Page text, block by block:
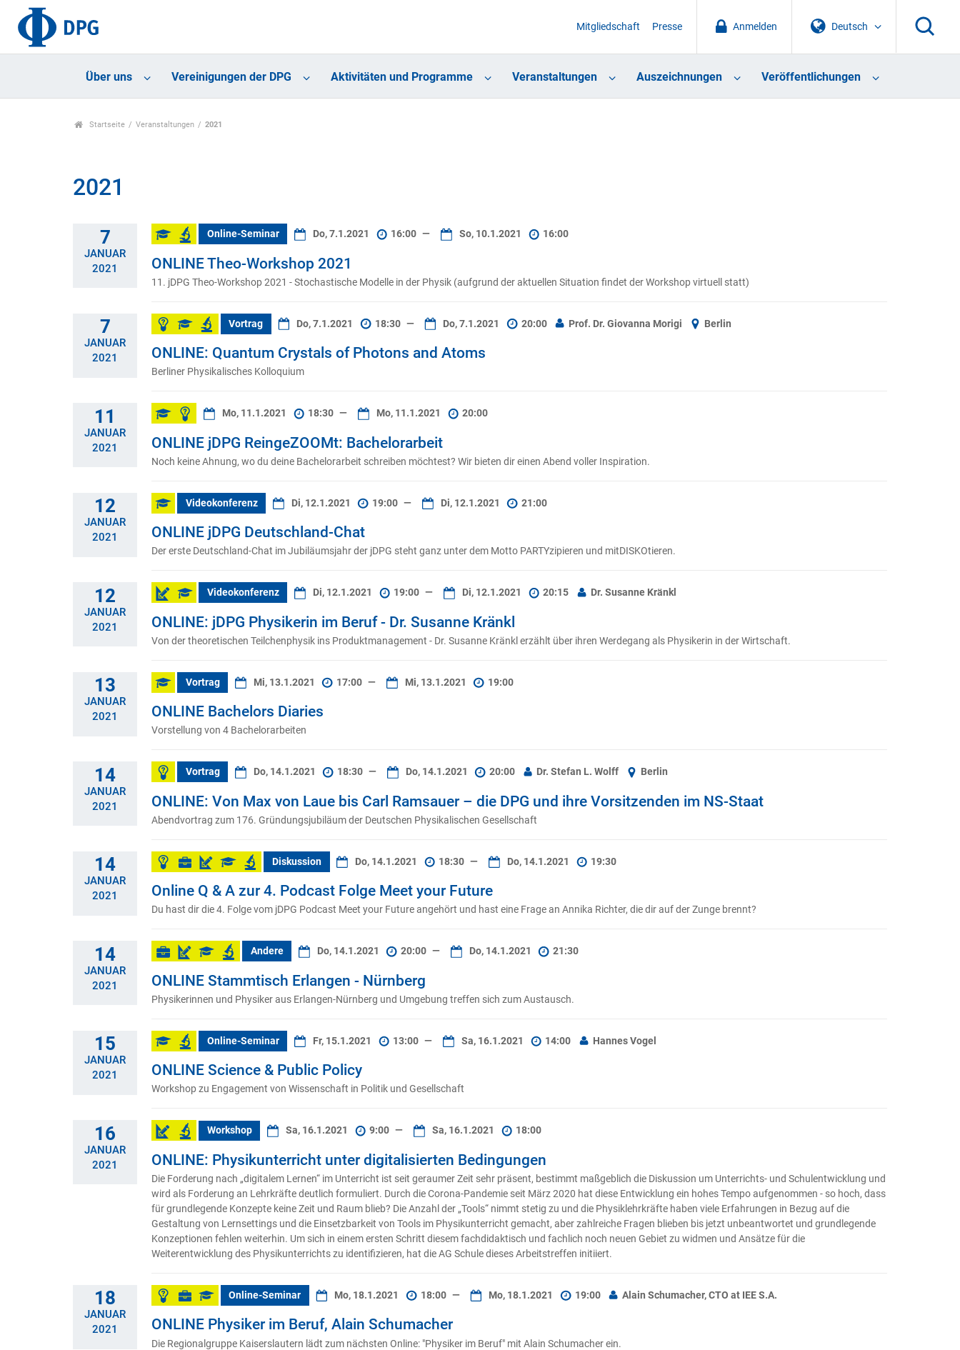
Deutsch
Anmelden
Mitgliedschaft Presse
Über uns Vereinigungen der DPG Aktivitäten und Programme Veranstaltungen Auszeichnungen Veröffentlichungen
Startseite Veranstaltungen 2021
2021
7
JANUAR
2021
Online-Seminar Do, 7.1.2021 16:00 — So, 10.1.2021 16:00
ONLINE Theo-Workshop 2021
11. jDPG Theo-Workshop 2021 - Stochastische Modelle in der Physik (aufgrund der aktuellen Situation findet der Workshop virtuell statt)
7
JANUAR
2021
Vortrag Do, 7.1.2021 18:30 — Do, 7.1.2021 20:00 Prof. Dr. Giovanna Morigi Berlin
ONLINE: Quantum Crystals of Photons and Atoms
Berliner Physikalisches Kolloquium
11
JANUAR
2021
Mo, 11.1.2021 18:30 — Mo, 11.1.2021 20:00
ONLINE jDPG ReingeZOOMt: Bachelorarbeit
Noch keine Ahnung, wo du deine Bachelorarbeit schreiben möchtest? Wir bieten dir einen Abend voller Inspiration.
12
JANUAR
2021
Videokonferenz Di, 12.1.2021 19:00 — Di, 12.1.2021 21:00
ONLINE jDPG Deutschland-Chat
Der erste Deutschland-Chat im Jubiläumsjahr der jDPG steht ganz unter dem Motto PARTYzipieren und mitDISKOtieren.
12
JANUAR
2021
Videokonferenz Di, 12.1.2021 19:00 — Di, 12.1.2021 20:15 Dr. Susanne Kränkl
ONLINE: jDPG Physikerin im Beruf - Dr. Susanne Kränkl
Von der theoretischen Teilchenphysik ins Produktmanagement - Dr. Susanne Kränkl erzählt über ihren Werdegang als Physikerin in der Wirtschaft.
13
JANUAR
2021
Vortrag Mi, 13.1.2021 17:00 — Mi, 13.1.2021 19:00
ONLINE Bachelors Diaries
Vorstellung von 4 Bachelorarbeiten
14
JANUAR
2021
Vortrag Do, 14.1.2021 18:30 — Do, 14.1.2021 20:00 Dr. Stefan L. Wolff Berlin
ONLINE: Von Max von Laue bis Carl Ramsauer – die DPG und ihre Vorsitzenden im NS-Staat
Abendvortrag zum 176. Gründungsjubiläum der Deutschen Physikalischen Gesellschaft
14
JANUAR
2021
Diskussion Do, 14.1.2021 18:30 — Do, 14.1.2021 19:30
Online Q & A zur 4. Podcast Folge Meet your Future
Du hast dir die 4. Folge vom jDPG Podcast Meet your Future angehört und hast eine Frage an Annika Richter, die dir auf der Zunge brennt?
14
JANUAR
2021
Andere Do, 14.1.2021 20:00 — Do, 14.1.2021 21:30
ONLINE Stammtisch Erlangen - Nürnberg
Physikerinnen und Physiker aus Erlangen-Nürnberg und Umgebung treffen sich zum Austausch.
15
JANUAR
2021
Online-Seminar Fr, 15.1.2021 13:00 — Sa, 16.1.2021 14:00 Hannes Vogel
ONLINE Science & Public Policy
Workshop zu Engagement von Wissenschaft in Politik und Gesellschaft
16
JANUAR
2021
Workshop Sa, 16.1.2021 9:00 — Sa, 16.1.2021 18:00
ONLINE: Physikunterricht unter digitalisierten Bedingungen
Die Forderung nach „digitalem Lernen“ im Unterricht ist seit geraumer Zeit sehr präsent, bestimmt maßgeblich die Diskussion um Unterrichts- und Schulentwicklung und
wird als Forderung an Lehrkräfte deutlich formuliert. Durch die Corona-Pandemie seit März 2020 hat diese Entwicklung ein hohes Tempo aufgenommen - so hoch, dass
für grundlegende Konzepte keine Zeit und Raum blieb? Die Anzahl der „Tools“ nimmt stetig zu und die Physiklehrkräfte haben viele Erfahrungen in Bezug auf die
Gestaltung von Lernsettings und die Einsetzbarkeit von Tools im Physikunterricht gemacht, aber zahlreiche Fragen blieben bis jetzt unbeantwortet und grundlegende
Konzeptionen fehlen weiterhin. Um sich in einem ersten Schritt diesem fachdidaktisch und fachlich noch neuen Gebiet zu widmen und Ansätze für die
Weiterentwicklung des Physikunterrichts zu identifizieren, hat die AG Schule dieses Arbeitstreffen initiiert.
18
JANUAR
2021
Online-Seminar Mo, 18.1.2021 18:00 — Mo, 18.1.2021 19:00 Alain Schumacher, CTO at IEE S.A.
ONLINE Physiker im Beruf, Alain Schumacher
Die Regionalgruppe Kaiserslautern lädt zum nächsten Online: "Physiker im Beruf" mit Alain Schumacher ein.